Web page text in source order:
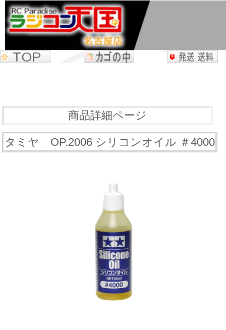
商品詳細ページ
タミヤ OP.2006 シリコンオイル ＃4000